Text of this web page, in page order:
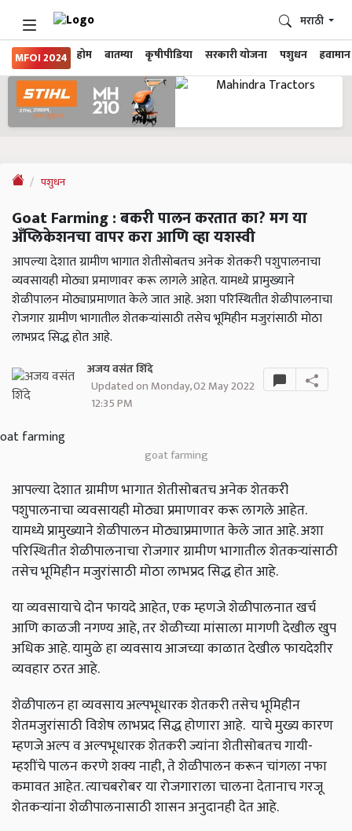
MFOI 2024 होम बातम्या कृषीपीडिया सरकारी योजना पशुधन हवामान
मराठी
पशुधन
Goat Farming : बकरी पालन करतात का? मग या
अँप्लिकेशनचा वापर करा आणि व्हा यशस्वी
आपल्या देशात ग्रामीण भागात शेतीसोबतच अनेक शेतकरी पशुपालनाचा
व्यवसायही मोठ्या प्रमाणावर करू लागले आहेत. यामध्ये प्रामुख्याने
शेळीपालन मोठ्याप्रमाणात केले जात आहे. अशा परिस्थितीत शेळीपालनाचा
रोजगार ग्रामीण भागातील शेतकऱ्यांसाठी तसेच भूमिहीन मजुरांसाठी मोठा
लाभप्रद सिद्ध होत आहे.
अजय वसंत शिंदे
Updated on Monday, 02 May 2022
12:35 PM
goat farming
आपल्या देशात ग्रामीण भागात शेतीसोबतच अनेक शेतकरी
पशुपालनाचा व्यवसायही मोठ्या प्रमाणावर करू लागले आहेत.
यामध्ये प्रामुख्याने शेळीपालन मोठ्याप्रमाणात केले जात आहे. अशा
परिस्थितीत शेळीपालनाचा रोजगार ग्रामीण भागातील शेतकऱ्यांसाठी
तसेच भूमिहीन मजुरांसाठी मोठा लाभप्रद सिद्ध होत आहे.
या व्यवसायाचे दोन फायदे आहेत, एक म्हणजे शेळीपालनात खर्च
आणि काळजी नगण्य आहे, तर शेळीच्या मांसाला मागणी देखील खुप
अधिक आहे. यामुळे हा व्यवसाय आजच्या काळात देखील फायदेशीर
व्यवहार ठरत आहे.
शेळीपालन हा व्यवसाय अल्पभूधारक शेतकरी तसेच भूमिहीन
शेतमजुरांसाठी विशेष लाभप्रद सिद्ध होणारा आहे. याचे मुख्य कारण
म्हणजे अल्प व अल्पभूधारक शेतकरी ज्यांना शेतीसोबतच गायी-
म्हशींचे पालन करणे शक्य नाही, ते शेळीपालन करून चांगला नफा
कमावत आहेत. त्याचबरोबर या रोजगाराला चालना देतानाच गरजू
शेतकऱ्यांना शेळीपालनासाठी शासन अनुदानही देत ​​आहे.